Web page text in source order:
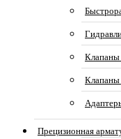
Клапаны
Клапаны
Прецизионная